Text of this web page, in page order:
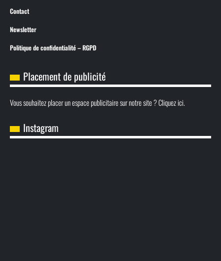
Contact
Newsletter
Politique de confidentialité – RGPD
Placement de publicité
Vous souhaitez placer un espace publicitaire sur notre site ? Cliquez ici.
Instagram